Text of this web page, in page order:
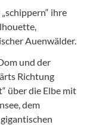
ihre
Auenwälder.
und der
Richtung
über die Elbe mit
dem